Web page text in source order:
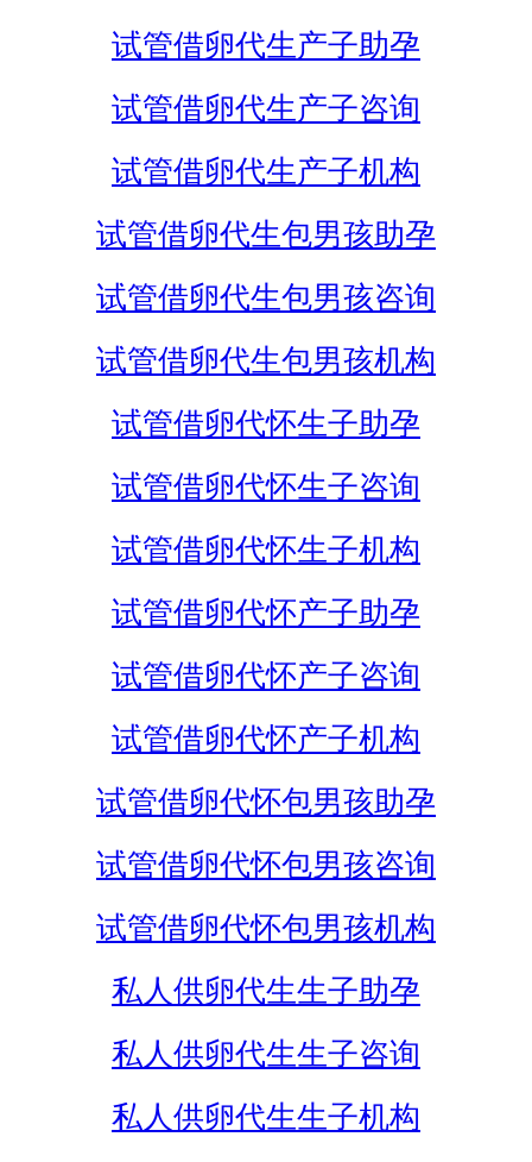
试管借卵代生产子助孕
试管借卵代生产子咨询
试管借卵代生产子机构
试管借卵代生包男孩助孕
试管借卵代生包男孩咨询
试管借卵代生包男孩机构
试管借卵代怀生子助孕
试管借卵代怀生子咨询
试管借卵代怀生子机构
试管借卵代怀产子助孕
试管借卵代怀产子咨询
试管借卵代怀产子机构
试管借卵代怀包男孩助孕
试管借卵代怀包男孩咨询
试管借卵代怀包男孩机构
私人供卵代生生子助孕
私人供卵代生生子咨询
私人供卵代生生子机构